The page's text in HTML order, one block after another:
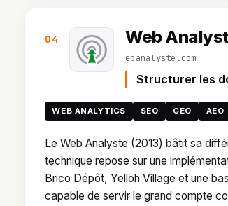
04 Web
ebanalyste.com
Structurer les
WEB ANALYTICS SEO GEO AEO
Le Web Analyste (2013) bâtit sa
technique repose sur une
Brico Dépôt, Yelloh Village et une
capable de servir le grand compte